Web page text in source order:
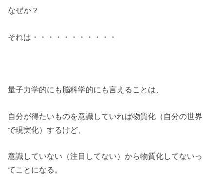
なぜか？
それは・・・・・・・・・・・
量子力学的にも脳科学的にも言えることは、
自分が得たいものを意識していれば物質化（自分の世界
で現実化）するけど、
意識していない（注目してない）から物質化してないっ
てことになる。